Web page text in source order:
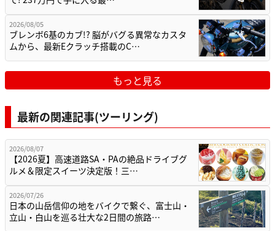
2026/08/05
ブレンボ6基のカブ!? 脳がバグる異常なカスタ
ムから、最新Eクラッチ搭載のC…
もっと見る
最新の関連記事(ツーリング)
2026/08/07
【2026夏】高速道路SA・PAの絶品ドライブグ
ルメ＆限定スイーツ決定版！三…
2026/07/26
日本の山岳信仰の地をバイクで繋ぐ、富士山・
立山・白山を巡る壮大な2日間の旅路…